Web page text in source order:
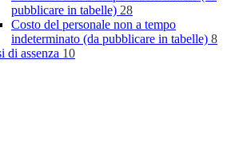
pubblicare in tabelle) 28
Costo del personale non a tempo
indeterminato (da pubblicare in tabelle) 8
di assenza 10